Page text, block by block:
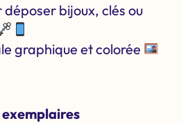
bijoux, clés ou
graphique et colorée
exemplaires